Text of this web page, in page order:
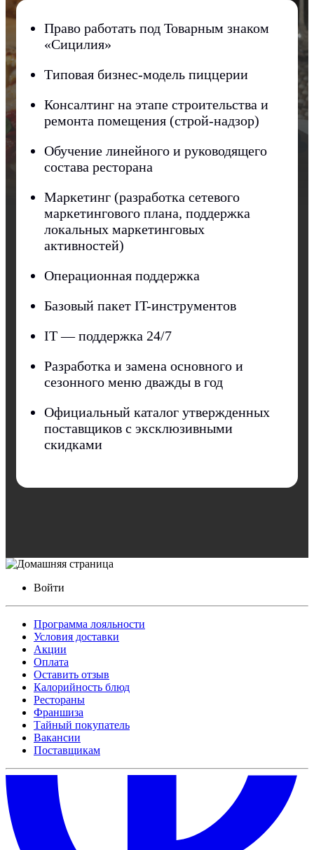
Право работать под Товарным знаком
«Сицилия»
Типовая бизнес-модель пиццерии
Консалтинг на этапе строительства и
ремонта помещения (строй-надзор)
Обучение линейного и руководящего
состава ресторана
Маркетинг (разработка сетевого
маркетингового плана, поддержка
локальных маркетинговых
активностей)
Операционная поддержка
Базовый пакет IT-инструментов
IT — поддержка 24/7
Разработка и замена основного и
сезонного меню дважды в год
Официальный каталог утвержденных
поставщиков с эксклюзивными
скидками
Войти
Программа лояльности
Условия доставки
Акции
Оплата
Оставить отзыв
Калорийность блюд
Рестораны
Франшиза
Тайный покупатель
Вакансии
Поставщикам